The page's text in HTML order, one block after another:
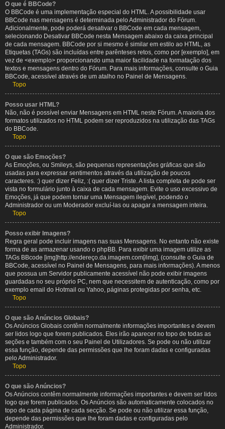
O que é BBCode?
O BBCode é uma implementação especial do HTML. A possibilidade usar
BBCode nas mensagens é determinada pelo Administrador do Fórum.
Adicionalmente, pode poderá desativar o BBCode em cada mensagem,
selecionando Desativar BBCode nesta Mensagem abaixo da caixa principal
de cada mensagem. BBCode por si mesmo é similar em estilo ao HTML, as
Etiquetas (TAGs) são incluídas entre parênteses retos, como por [exemplo], em
vez de <exemplo> proporcionando uma maior facilidade na formatação dos
textos e mensagens dentro do Fórum. Para mais informações, consulte o Guia
BBCode, acessível através de um atalho no Painel de Mensagens.
Topo
Posso usar HTML?
Não, não é possível enviar Mensagens em HTML neste Fórum. A maioria dos
formatos utilizados no HTML podem ser reproduzidos na utilização das TAGs
do BBCode.
Topo
O que são Emoções?
As Emoções, ou Smileys, são pequenas representações gráficas que são
usadas para expressar sentimentos através da utilização de poucos
caracteres. :) quer dizer Feliz, :( quer dizer Triste. A lista completa de pode ser
vista no formulário junto à caixa de cada mensagem. Evite o uso excessivo de
Emoções, já que podem tornar uma Mensagem ilegível, podendo o
Administrador ou um Moderador excluí-las ou apagar a mensagem inteira.
Topo
Posso exibir Imagens?
Regra geral pode incluir imagens nas suas Mensagens. No entanto não existe
forma de as armazenar usando o phpBB. Para exibir uma imagem utilize as
TAGs BBcode [img]http://endereço.da.imagem.com[/img], (consulte o Guia de
BBCode, acessível no Painel de Mensagens, para mais informações). A menos
que possua um Servidor publicamente acessível não pode exibir imagens
guardadas no seu próprio PC, nem que necessitem de autenticação, como por
exemplo email do Hotmail ou Yahoo, páginas protegidas por senha, etc.
Topo
O que são Anúncios Globais?
Os Anúncios Globais contêm normalmente informações importantes e devem
ser lidos logo que forem publicados. Eles irão aparecer no topo de todas as
seções e também com o seu Painel de Utilizadores. Se pode ou não utilizar
essa função, depende das permissões que lhe foram dadas e configuradas
pelo Administrador.
Topo
O que são Anúncios?
Os Anúncios contêm normalmente informações importantes e devem ser lidos
logo que forem publicados. Os Anúncios são automaticamente colocados no
topo de cada página de cada secção. Se pode ou não utilizar essa função,
depende das permissões que lhe foram dadas e configuradas pelo
Administrador.